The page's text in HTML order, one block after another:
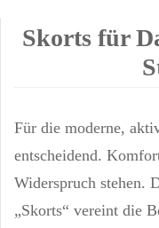
Skorts für
Für die moderne,
entscheidend.
Widerspruch stehen.
„Skorts“ vereint die